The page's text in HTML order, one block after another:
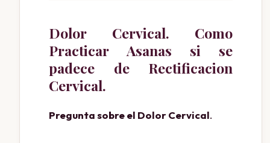
Dolor Cervical. Como
Practicar Asanas si se
padece de Rectificacion
Cervical.
Pregunta sobre el Dolor Cervical.